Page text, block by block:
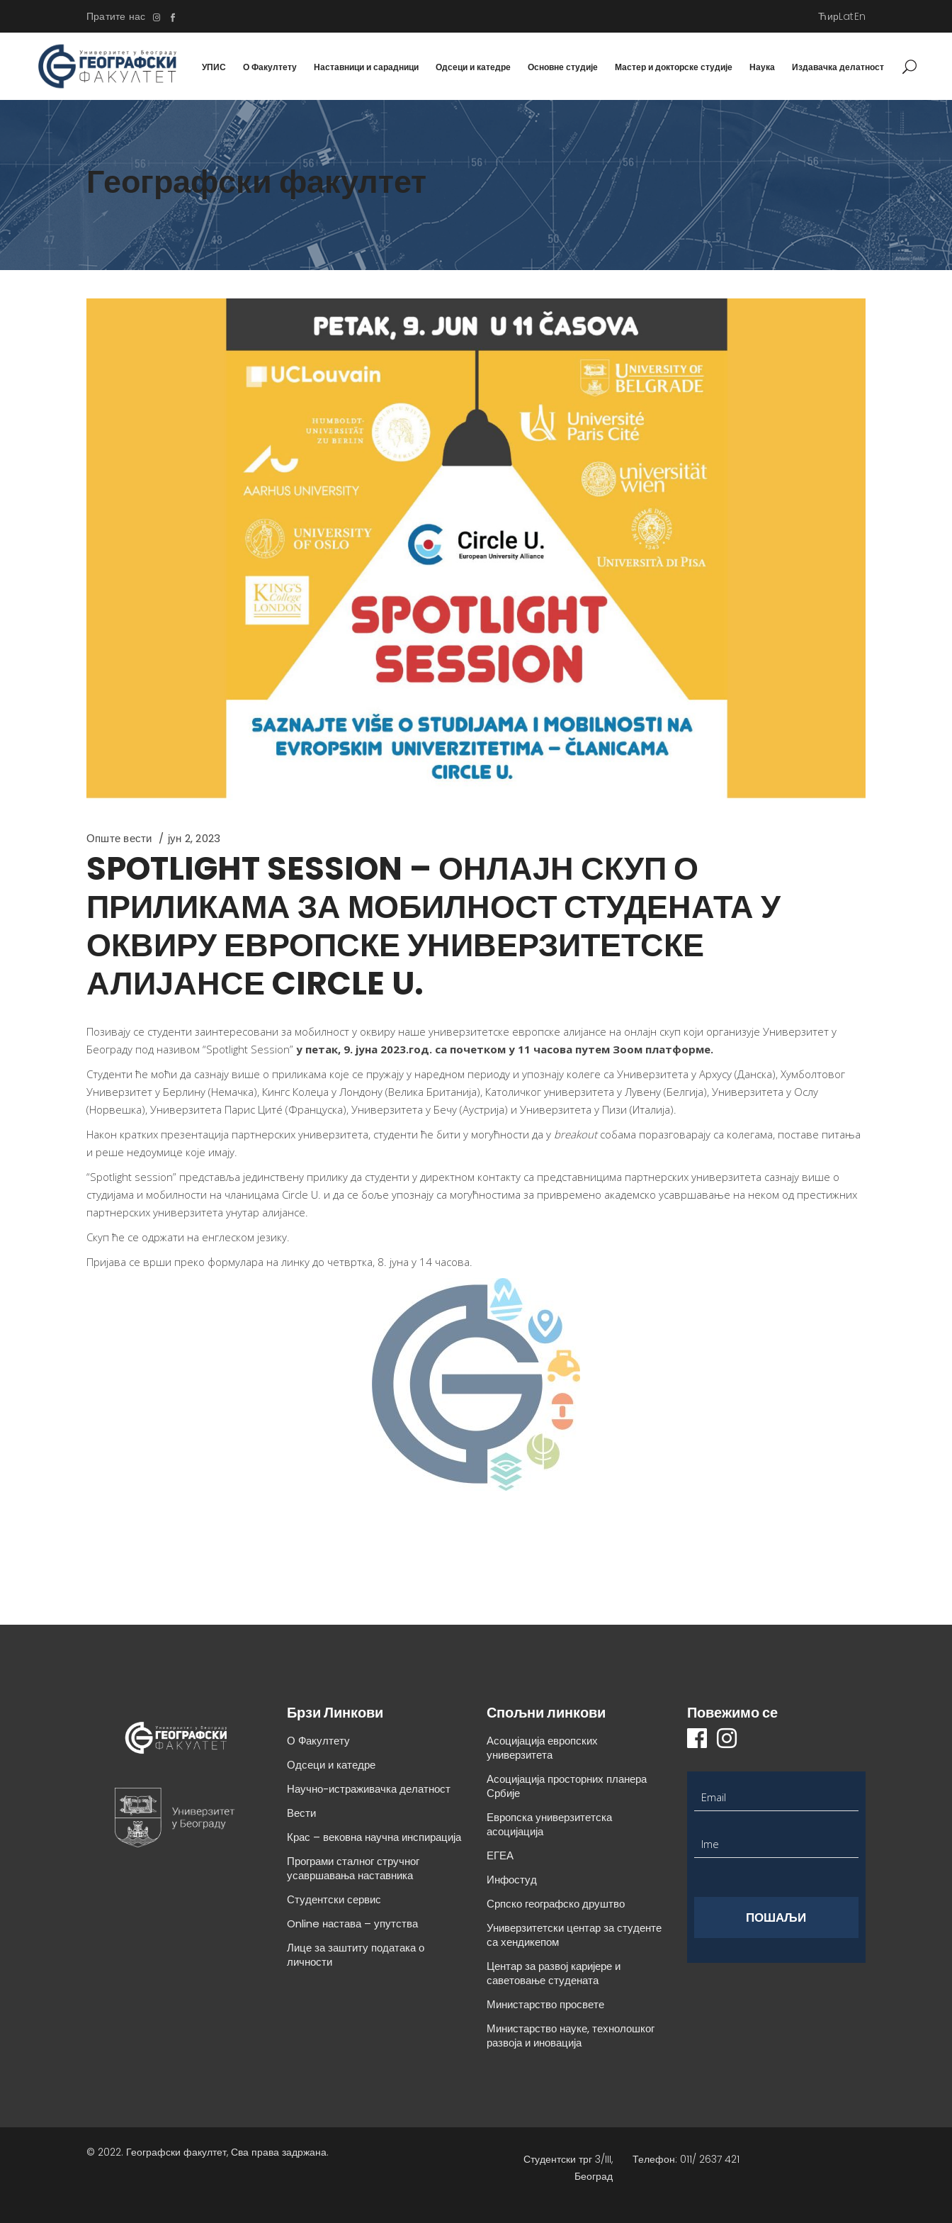
Пратите нас ЋирLatEn
УПИС О Факултету Наставници и сарадници Одсеци и катедре Основне студије Мастер и докторске студије Наука Издавачка делатност
Географски факултет
Опште вести јун 2, 2023
SPOTLIGHT SESSION – ОНЛАЈН СКУП О
ПРИЛИКАМА ЗА МОБИЛНОСТ СТУДЕНАТА У
ОКВИРУ ЕВРОПСКЕ УНИВЕРЗИТЕТСКЕ
АЛИЈАНСЕ CIRCLE U.
Позивају се студенти заинтересовани за мобилност у оквиру наше универзитетске европске алијансе на онлајн скуп који организује Универзитет у
Београду под називом “Spotlight Session” у петак, 9. јуна 2023.год. са почетком у 11 часова путем Зоом платформе.
Студенти ће моћи да сазнају више о приликама које се пружају у наредном периоду и упознају колеге са Универзитета у Архусу (Данска), Хумболтовог
Универзитет у Берлину (Немачка), Кингс Колеџа у Лондону (Велика Британија), Католичког универзитета у Лувену (Белгија), Универзитета у Ослу
(Норвешка), Универзитета Парис Цитé (Француска), Универзитета у Бечу (Аустрија) и Универзитета у Пизи (Италија).
Након кратких презентација партнерских универзитета, студенти ће бити у могућности да у breakoutсобама поразговарају са колегама, поставе питања
и реше недоумице које имају.
“Spotlight session” представља јединствену прилику да студенти у директном контакту са представницима партнерских универзитета сазнају више о
студијама и мобилности на чланицама Circle U. и да се боље упознају са могућностима за привремено академско усавршавање на неком од престижних
партнерских универзитета унутар алијансе.
Скуп ће се одржати на енглеском језику.
Пријава се врши преко формулара на линку до четвртка, 8. јуна у 14 часова.
Брзи Линкови
О Факултету
Одсеци и катедре
Научно-истраживачка делатност
Вести
Крас – вековна научна инспирација
Програми сталног стручног
усавршавања наставника
Студентски сервис
Online настава – упутства
Лице за заштиту података о
личности
Спољни линкови
Асоцијација европских
универзитета
Асоцијација просторних планера
Србије
Европска универзитетска
асоцијација
ЕГЕА
Инфостуд
Српско географско друштво
Универзитетски центар за студенте
са хендикепом
Центар за развој каријере и
саветовање студената
Министарство просвете
Министарство науке, технолошког
развоја и иновација
Повежимо се
© 2022. Географски факултет, Сва права задржана.
Студентски трг 3/III,
Београд
Телефон: 011/ 2637 421